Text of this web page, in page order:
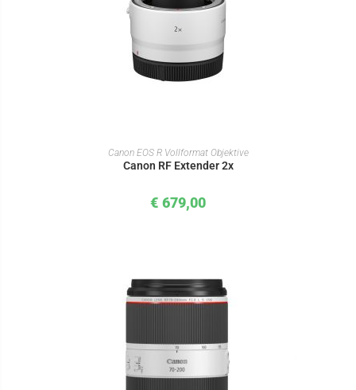
IN DEN WARENKORB
Canon EOS R Vollformat Objektive
Canon RF Extender 2x
€ 679,00